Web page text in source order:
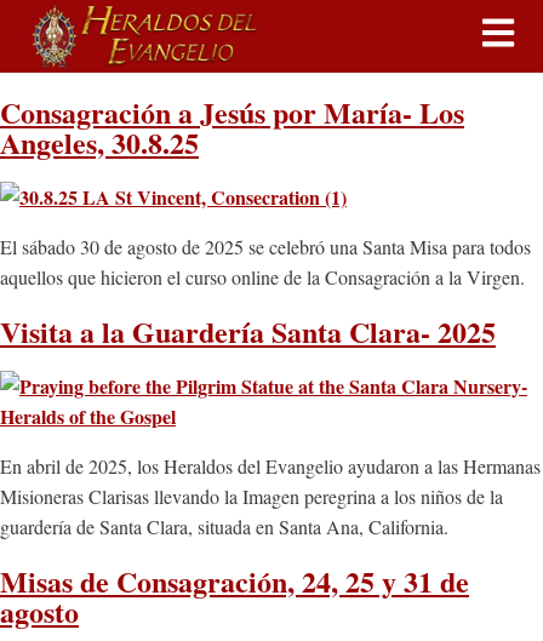
Consagración a Jesús por María- Los
Angeles, 30.8.25
El sábado 30 de agosto de 2025 se celebró una Santa Misa para todos
aquellos que hicieron el curso online de la Consagración a la Virgen.
Visita a la Guardería Santa Clara- 2025
En abril de 2025, los Heraldos del Evangelio ayudaron a las Hermanas
Misioneras Clarisas llevando la Imagen peregrina a los niños de la
guardería de Santa Clara, situada en Santa Ana, California.
Misas de Consagración, 24, 25 y 31 de
agosto